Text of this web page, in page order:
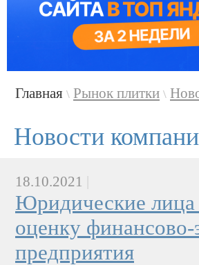
Главная \ Рынок плитки \
Новости
18.10.2021
Юридические лица
оценку финансово-
предприятия